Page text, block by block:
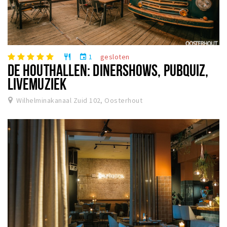
restaurant event 1 gesloten
DE HOUTHALLEN: DINERSHOWS, PUBQUIZ,
LIVEMUZIEK
Wilhelminakanaal Zuid 102, Oosterhout